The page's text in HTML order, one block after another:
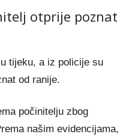
otprije poznat
tijeku, a iz policije su
od ranije.
počinitelju zbog
našim evidencijama,